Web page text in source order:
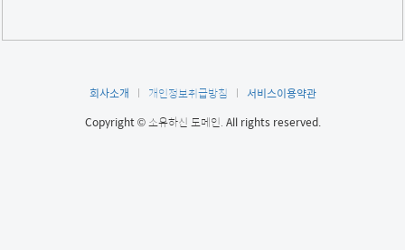
회사소개 개인정보취급방침
서비스이용약관
Copyright © 소유하신 도메인. All rights reserved.